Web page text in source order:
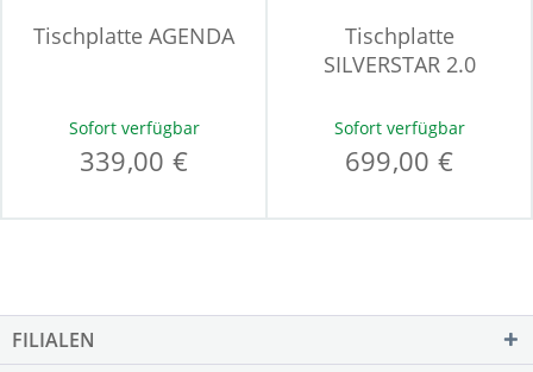
Tischplatte AGENDA
Sofort verfügbar
339,00 €
Tischplatte
SILVERSTAR 2.0
Sofort verfügbar
699,00 €
FILIALEN